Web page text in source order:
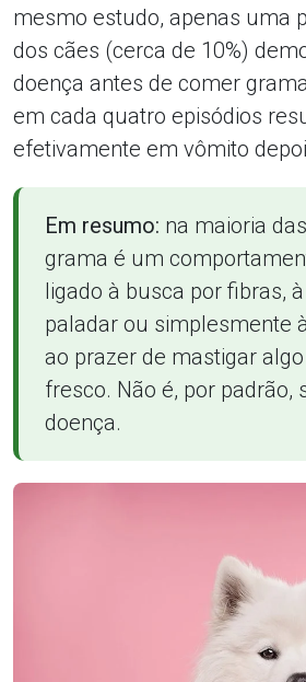
mesmo estudo, apenas uma
dos cães (cerca de 10%)
doença antes de comer
em cada quatro episódios
efetivamente em vômito
Em resumo: na maioria
grama é um
ligado à busca por fibras,
paladar ou simplesmente
ao prazer de mastigar
fresco. Não é, por padrão,
doença.